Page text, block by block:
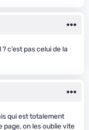
c’est pas celui de la
qui est totalement
page, on les oublie vite